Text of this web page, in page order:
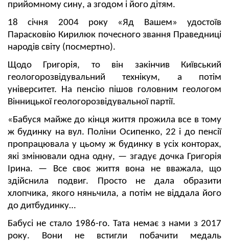
прийомному сину, а згодом і його дітям.
18 січня 2004 року «Яд Вашем» удостоїв
Парасковію Кирилюк почесного звання Праведниці
народів світу (посмертно).
Щодо Григорія, то він закінчив Київський
геологорозвідувальний технікум, а потім
університет. На пенсію пішов головним геологом
Вінницької геологорозвідувальної партії.
«Бабуся майже до кінця життя прожила все в тому
ж будинку на вул. Поліни Осипенко, 22 і до пенсії
пропрацювала у цьому ж будинку в усіх конторах,
які змінювали одна одну, — згадує дочка Григорія
Ірина. — Все своє життя вона не вважала, що
здійснила подвиг. Просто не дала образити
хлопчика, якого няньчила, а потім не віддала його
до дитбудинку…
Бабусі не стало 1986-го. Тата немає з нами з 2017
року. Вони не встигли побачити медаль